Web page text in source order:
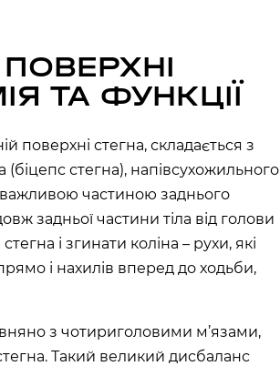
ТА ФУНКЦІЇ
поверхні стегна, складається з
(біцепс стегна), напівсухожильного
важливою частиною заднього
задньої частини тіла від голови
і згинати коліна – рухи, які
і нахилів вперед до ходьби,
з чотириголовими м’язами,
Такий великий дисбаланс